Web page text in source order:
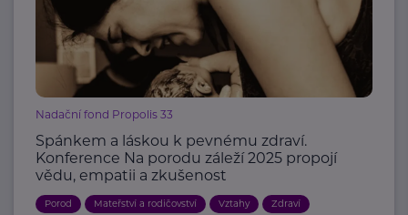
Nadační fond Propolis 33
Spánkem a láskou k pevnému zdraví.
Konference Na porodu záleží 2025 propojí
vědu, empatii a zkušenost
Porod Mateřství a rodičovství Vztahy Zdraví